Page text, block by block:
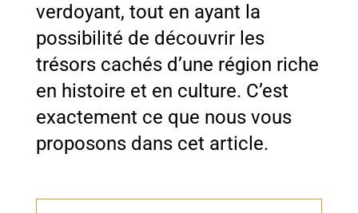
verdoyant, tout en ayant la
possibilité de découvrir les
trésors cachés d’une région riche
en histoire et en culture. C’est
exactement ce que nous vous
proposons dans cet article.